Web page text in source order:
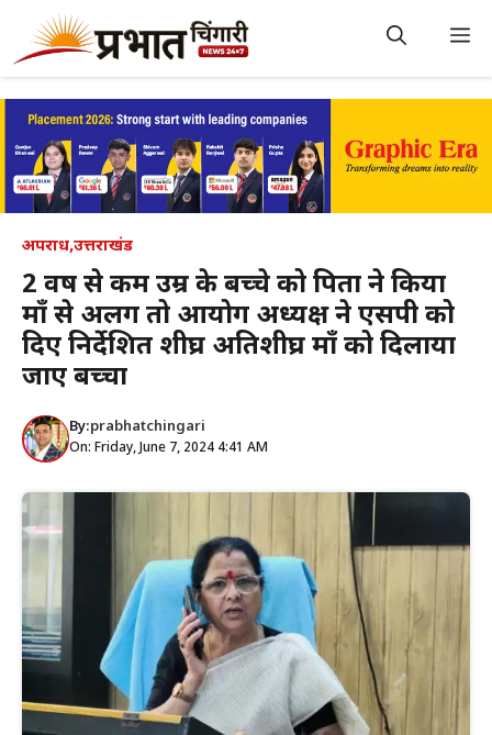
content
अपराध,उत्तराखंड
2 वर्ष से कम उम्र के बच्चे को पिता ने किया
माँ से अलग तो आयोग अध्यक्ष ने एसपी को
दिए निर्देशित शीघ्र अतिशीघ्र माँ को दिलाया
जाए बच्चा
By:prabhatchingari
On: Friday, June 7, 2024 4:41 AM